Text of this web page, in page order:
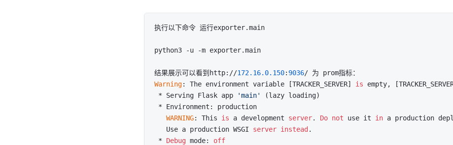
执行以下命令 运行exporter.main
python3 -u -m exporter.main
结果展示可以看到http://172.16.0.150: 9036
Warning: The environment variable [TRACKER_SERVER] is empty,
* Serving Flask app
'main'
(lazy loading)
* Environment: production
WARNING: This is a development server. Do not use it in a production
   Use a production WSGI
server instead .
* Debug mode: off